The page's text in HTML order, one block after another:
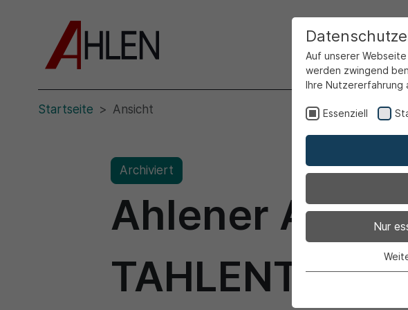
Startseite Ansicht
Archiviert
Ahlener
TAHLENT
Auf unserer
werden zwingend
Ihre Nutzererfahrung
Essenziell
Nur
Essenzielle